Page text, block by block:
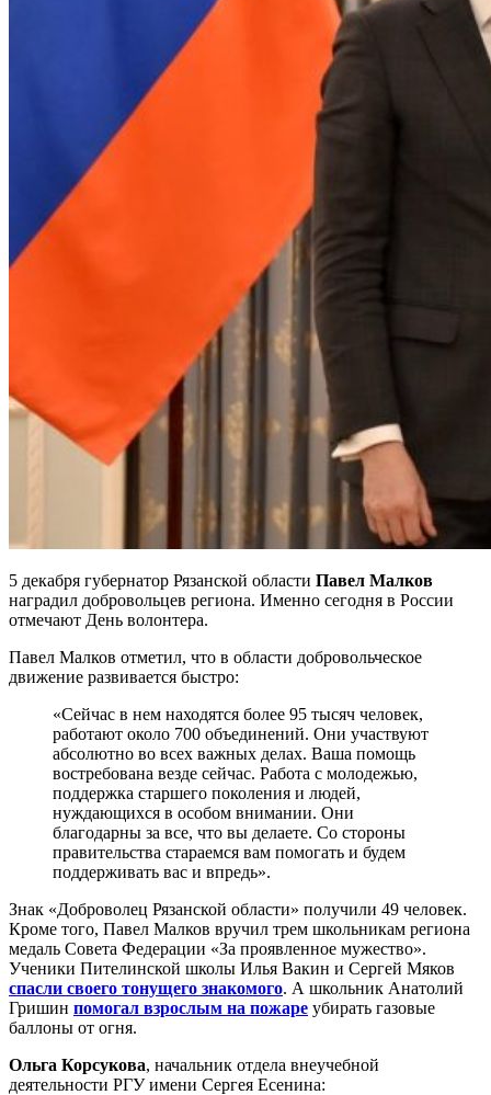
5 декабря губернатор Рязанской области Павел Малков
наградил добровольцев региона. Именно сегодня в России
отмечают День волонтера.
Павел Малков отметил, что в области добровольческое
движение развивается быстро:
«Сейчас в нем находятся более 95 тысяч человек,
работают около 700 объединений. Они участвуют
абсолютно во всех важных делах. Ваша помощь
востребована везде сейчас. Работа с молодежью,
поддержка старшего поколения и людей,
нуждающихся в особом внимании. Они
благодарны за все, что вы делаете. Со стороны
правительства стараемся вам помогать и будем
поддерживать вас и впредь».
Знак «Доброволец Рязанской области» получили 49 человек.
Кроме того, Павел Малков вручил трем школьникам региона
медаль Совета Федерации «За проявленное мужество».
Ученики Пителинской школы Илья Вакин и Сергей Мяков
спасли своего тонущего знакомого. А школьник Анатолий
Гришин помогал взрослым на пожаре убирать газовые
баллоны от огня.
Ольга Корсукова, начальник отдела внеучебной
деятельности РГУ имени Сергея Есенина: